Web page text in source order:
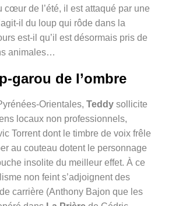
cœur de l’été, il est attaqué par une
il du loup qui rôde dans la
est-il qu’il est désormais pris de
animales…
garou de l’ombre
Orientales, Teddy sollicite
locaux non professionnels,
Torrent dont le timbre de voix frêle
au couteau dotent le personnage
insolite du meilleur effet. À ce
non feint s’adjoignent des
carrière (Anthony Bajon que les